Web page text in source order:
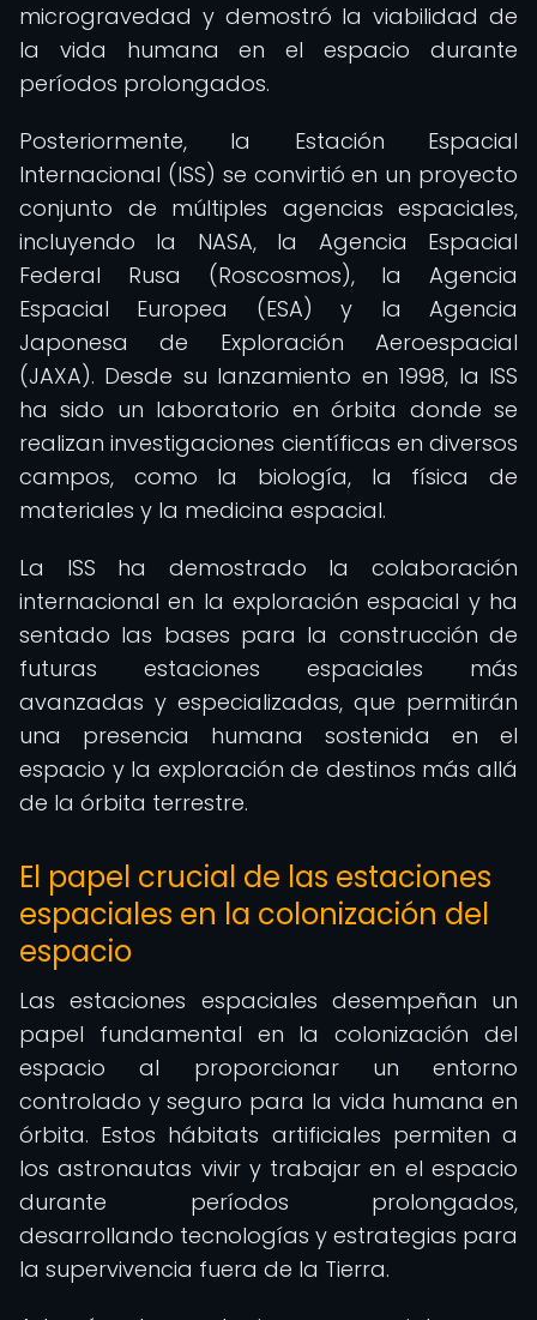
microgravedad y demostró la viabilidad de
la vida humana en el espacio durante
períodos prolongados.
Posteriormente, la Estación Espacial
Internacional (ISS) se convirtió en un proyecto
conjunto de múltiples agencias espaciales,
incluyendo la NASA, la Agencia Espacial
Federal Rusa (Roscosmos), la Agencia
Espacial Europea (ESA) y la Agencia
Japonesa de Exploración Aeroespacial
(JAXA). Desde su lanzamiento en 1998, la ISS
ha sido un laboratorio en órbita donde se
realizan investigaciones científicas en diversos
campos, como la biología, la física de
materiales y la medicina espacial.
La ISS ha demostrado la colaboración
internacional en la exploración espacial y ha
sentado las bases para la construcción de
futuras estaciones espaciales más
avanzadas y especializadas, que permitirán
una presencia humana sostenida en el
espacio y la exploración de destinos más allá
de la órbita terrestre.
El papel crucial de las estaciones
espaciales en la colonización del
espacio
Las estaciones espaciales desempeñan un
papel fundamental en la colonización del
espacio al proporcionar un entorno
controlado y seguro para la vida humana en
órbita. Estos hábitats artificiales permiten a
los astronautas vivir y trabajar en el espacio
durante períodos prolongados,
desarrollando tecnologías y estrategias para
la supervivencia fuera de la Tierra.